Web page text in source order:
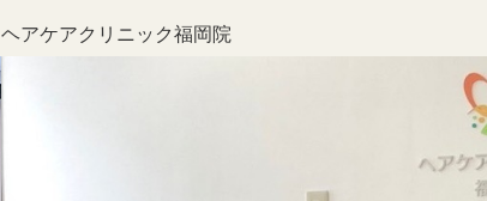
ヘアケアクリニック福岡院